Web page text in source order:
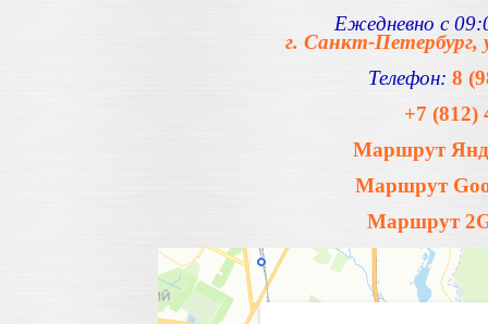
Ежедневно с
г. Санкт-Петербург,
Телефон: 8
+7 (812)
Маршрут
Маршрут
Маршрут